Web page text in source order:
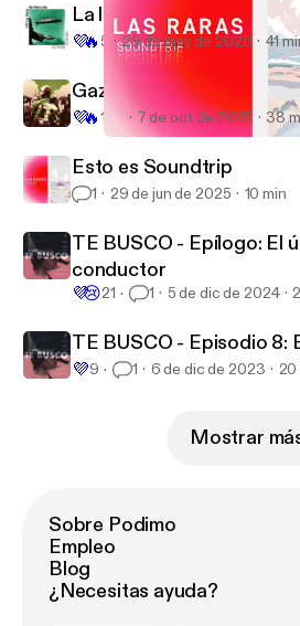
Las Raras
La lista de Neruda
💜🔥 5 29 de may de 2026 41
Gaza: un ataque al
💜🔥165 7 de oct de 2025 38
Esto es Soundtrip
1 29 de jun de 2025 10 min
TE BUSCO - Epílogo: El
conductor
💜😢21 1 5 de dic de 2024
TE BUSCO - Episodio 8:
💜9 1 6 de dic de 2023 20
Mostrar
Sobre Podimo
Empleo
Blog
¿Necesitas ayuda?